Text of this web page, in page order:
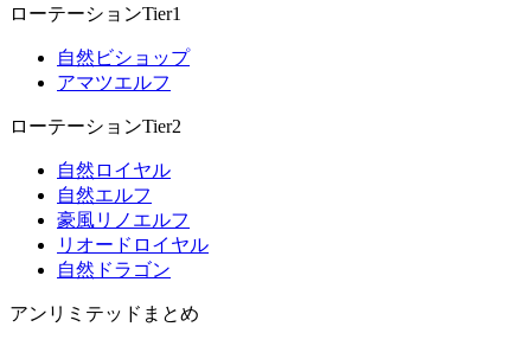
ローテーションTier1
自然ビショップ
アマツエルフ
ローテーションTier2
自然ロイヤル
自然エルフ
豪風リノエルフ
リオードロイヤル
自然ドラゴン
アンリミテッドまとめ